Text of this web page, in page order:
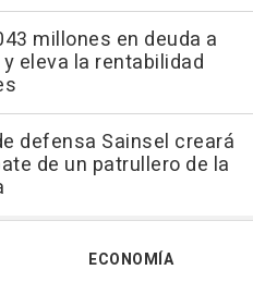
millones en deuda a
eleva la rentabilidad
defensa Sainsel creará
de un patrullero de la
ECONOMÍA